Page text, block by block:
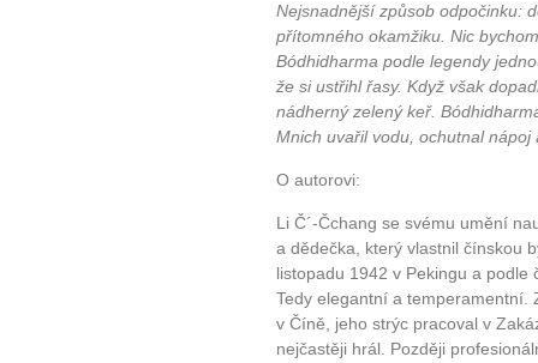
Nejsnadnější způsob odpočinku:
přítomného okamžiku. Nic
Bódhidharma podle legendy
že si ustřihl řasy. Když však
nádherný zelený keř.
Mnich uvařil vodu, ochutnal
O autorovi:
Li Č´-Čchang se svému umění
a dědečka, který vlastnil čínskou
listopadu 1942 v Pekingu a
Tedy elegantní a temperamentní.
v Číně, jeho strýc pracoval v
nejčastěji hrál. Později